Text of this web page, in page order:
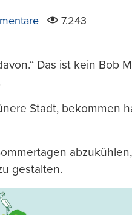
7.243
Das ist kein Bob
Stadt, bekommen
abzukühlen,
gestalten.